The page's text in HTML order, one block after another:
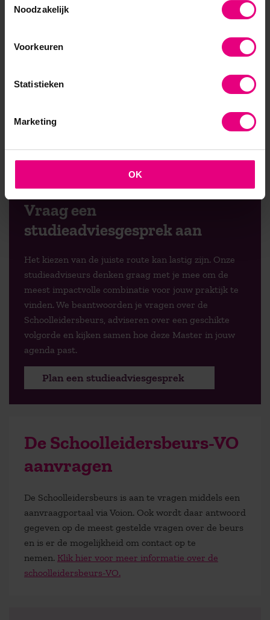
Noodzakelijk
Voorkeuren
Statistieken
Marketing
OK
Vraag een
studieadviesgesprek aan
Het kiezen van de juiste route kan lastig zijn. Onze
studieadviseurs denken graag met je mee om de
meest impactvolle combinatie voor jouw praktijk te
vinden. We beantwoorden je vragen over de
Schoolleidersbeurs, adviseren over een geschikte
volgorde en kijken samen hoe deze Master in jouw
agenda past.
Plan een studieadviesgesprek
De Schoolleidersbeurs-VO
aanvragen
De Schoolleidersbeurs is aan te vragen middels een
aanvraagportaal via Voion. Ook wordt daar antwoord
gegeven op de meest gestelde vragen over de beurs
en is er de mogelijkheid om contact op te
nemen. Klik hier voor meer informatie over de
schoolleidersbeurs-VO.